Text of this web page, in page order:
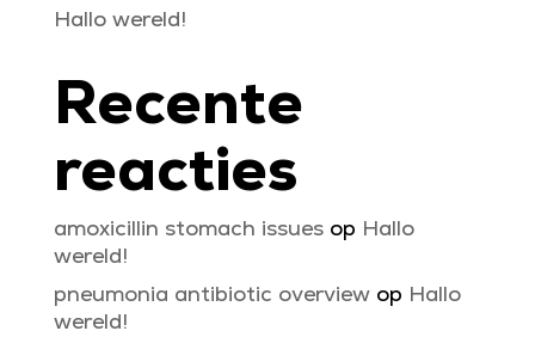
Hallo wereld!
Recente
reacties
amoxicillin stomach issuesop Hallo
wereld!
pneumonia antibiotic overviewop Hallo
wereld!